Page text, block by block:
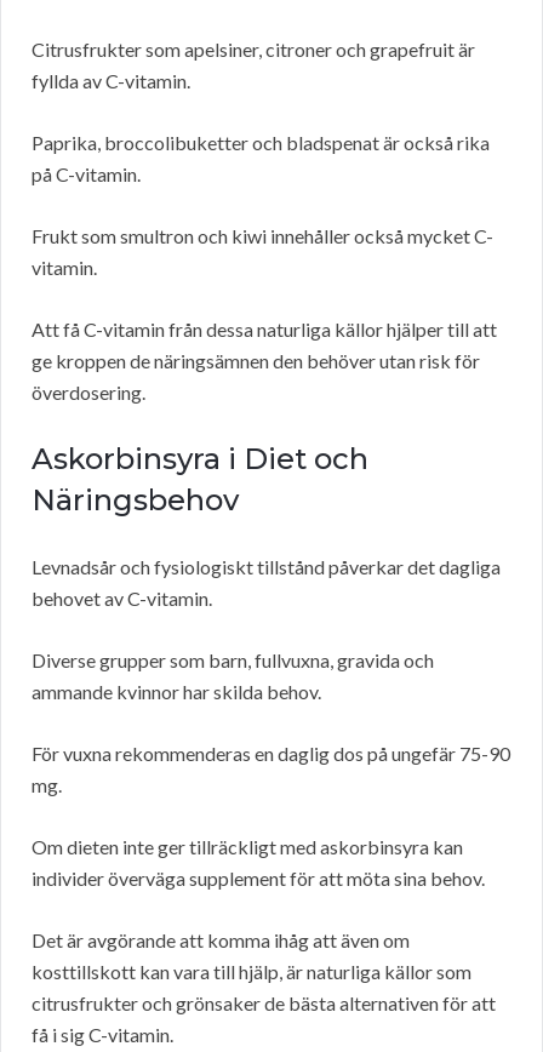
Citrusfrukter som apelsiner, citroner och grapefruit är
fyllda av C-vitamin.
Paprika, broccolibuketter och bladspenat är också rika
på C-vitamin.
Frukt som smultron och kiwi innehåller också mycket C-
vitamin.
Att få C-vitamin från dessa naturliga källor hjälper till att
ge kroppen de näringsämnen den behöver utan risk för
överdosering.
Askorbinsyra i Diet och
Näringsbehov
Levnadsår och fysiologiskt tillstånd påverkar det dagliga
behovet av C-vitamin.
Diverse grupper som barn, fullvuxna, gravida och
ammande kvinnor har skilda behov.
För vuxna rekommenderas en daglig dos på ungefär 75-90
mg.
Om dieten inte ger tillräckligt med askorbinsyra kan
individer överväga supplement för att möta sina behov.
Det är avgörande att komma ihåg att även om
kosttillskott kan vara till hjälp, är naturliga källor som
citrusfrukter och grönsaker de bästa alternativen för att
få i sig C-vitamin.